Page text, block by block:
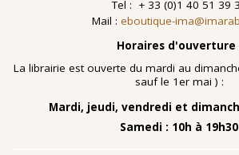
En 2021, le musée de l'IMA reçoit une
: un ensemble d'archives, de
nombreuses planches dessinées à la
à la fin des année 1960 au
menés à l'hôpital
emblématique de Frantz Fanon.
Tel : + 33 (0)1 40 51 39
Mail : eboutique-
Horaires d'ouverture
La librairie est ouverte du mardi au
sauf le 1er mai ) :
Mardi, jeudi, vendredi et
Samedi : 10h à 19h30